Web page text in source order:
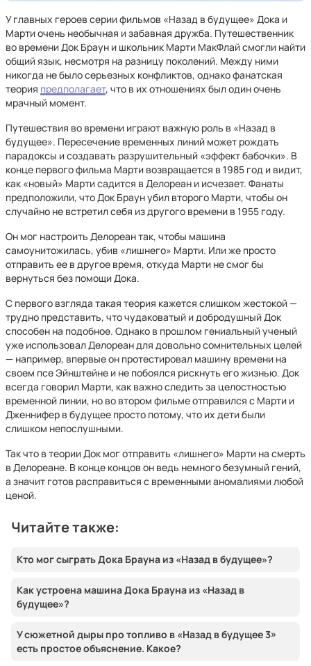
У главных героев серии фильмов «Назад в будущее» Дока и
Марти очень необычная и забавная дружба. Путешественник
во времени Док Браун и школьник Марти МакФлай смогли найти
общий язык, несмотря на разницу поколений. Между ними
никогда не было серьезных конфликтов, однако фанатская
теория предполагает, что в их отношениях был один очень
мрачный момент.
Путешествия во времени играют важную роль в «Назад в
будущее». Пересечение временных линий может рождать
парадоксы и создавать разрушительный «эффект бабочки». В
конце первого фильма Марти возвращается в 1985 год и видит,
как «новый» Марти садится в Делореан и исчезает. Фанаты
предположили, что Док Браун убил второго Марти, чтобы он
случайно не встретил себя из другого времени в 1955 году.
Он мог настроить Делореан так, чтобы машина
самоунитожилась, убив «лишнего» Марти. Или же просто
отправить ее в другое время, откуда Марти не смог бы
вернуться без помощи Дока.
С первого взгляда такая теория кажется слишком жестокой —
трудно представить, что чудаковатый и добродушный Док
способен на подобное. Однако в прошлом гениальный ученый
уже использовал Делореан для довольно сомнительных целей
— например, впервые он протестировал машину времени на
своем псе Эйнштейне и не побоялся рискнуть его жизнью. Док
всегда говорил Марти, как важно следить за целостностью
временной линии, но во втором фильме отправился с Марти и
Дженнифер в будущее просто потому, что их дети были
слишком непослушными.
Так что в теории Док мог отправить «лишнего» Марти на смерть
в Делореане. В конце концов он ведь немного безумный гений,
а значит готов расправиться с временными аномалиями любой
ценой.
Читайте также:
Кто мог сыграть Дока Брауна из «Назад в будущее»?
Как устроена машина Дока Брауна из «Назад в
будущее»?
У сюжетной дыры про топливо в «Назад в будущее 3»
есть простое объяснение. Какое?